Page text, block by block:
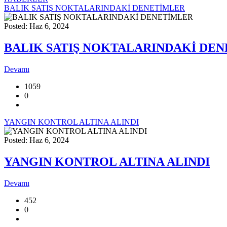
BALIK SATIŞ NOKTALARINDAKİ DENETİMLER
Posted: Haz 6, 2024
BALIK SATIŞ NOKTALARINDAKİ
Devamı
1059
0
YANGIN KONTROL ALTINA ALINDI
Posted: Haz 6, 2024
YANGIN KONTROL ALTINA ALINDI
Devamı
452
0